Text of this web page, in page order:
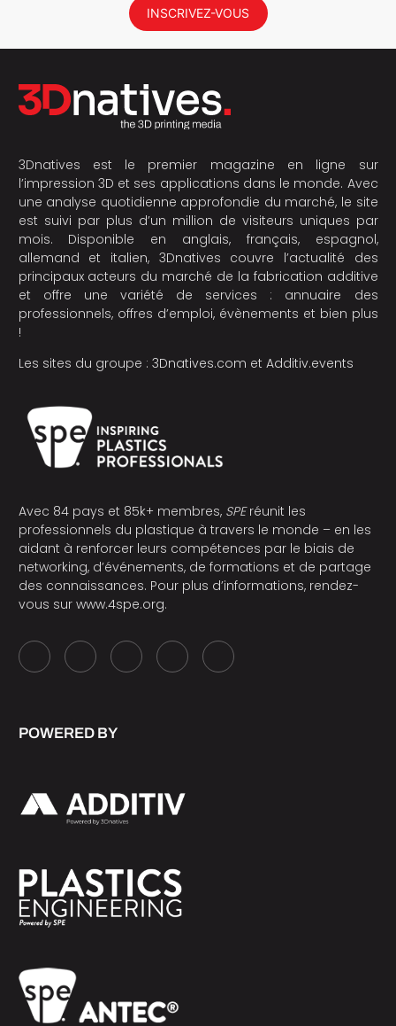
INSCRIVEZ-VOUS
3Dnatives est le premier magazine en ligne sur
l’impression 3D et ses applications dans le monde. Avec
une analyse quotidienne approfondie du marché, le site
est suivi par plus d’un million de visiteurs uniques par
mois. Disponible en anglais, français, espagnol,
allemand et italien, 3Dnatives couvre l’actualité des
principaux acteurs du marché de la fabrication additive
et offre une variété de services : annuaire des
professionnels, offres d’emploi, évènements et bien plus
!
Les sites du groupe : 3Dnatives.com et Additiv.events
Avec 84 pays et 85k+ membres, SPEréunit les
professionnels du plastique à travers le monde – en les
aidant à renforcer leurs compétences par le biais de
networking, d’événements, de formations et de partage
des connaissances. Pour plus d’informations, rendez-
vous sur www.4spe.org.
POWERED BY